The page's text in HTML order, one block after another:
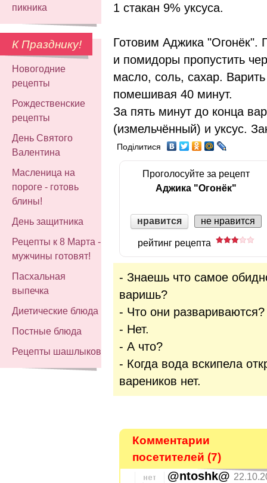
пикника
К Празднику!
Новогодние
рецепты
Рождественские
рецепты
День Святого
Валентина
Масленица на
пороге - готовь
блины!
День защитника
Рецепты к 8 Марта -
мужчины готовят!
Пасхальная
выпечка
Диетические блюда
Постные блюда
Рецепты шашлыков
1 стакан 9% уксуса.
Готовим Аджика "Огонёк".
и помидоры пропустить
масло, соль, сахар.
помешивая 40 минут.
За пять минут до конца
(измельчённый) и уксус.
Поділитися
Проголосуйте за рецепт
Аджика "Огонёк"
нравится не нравится
рейтинг рецепта
- Знаешь что самое
варишь?
- Что они развариваются?
- Нет.
- А что?
- Когда вода вскипела
вареников нет.
Комментарии
посетителей (7)
@ntoshk@